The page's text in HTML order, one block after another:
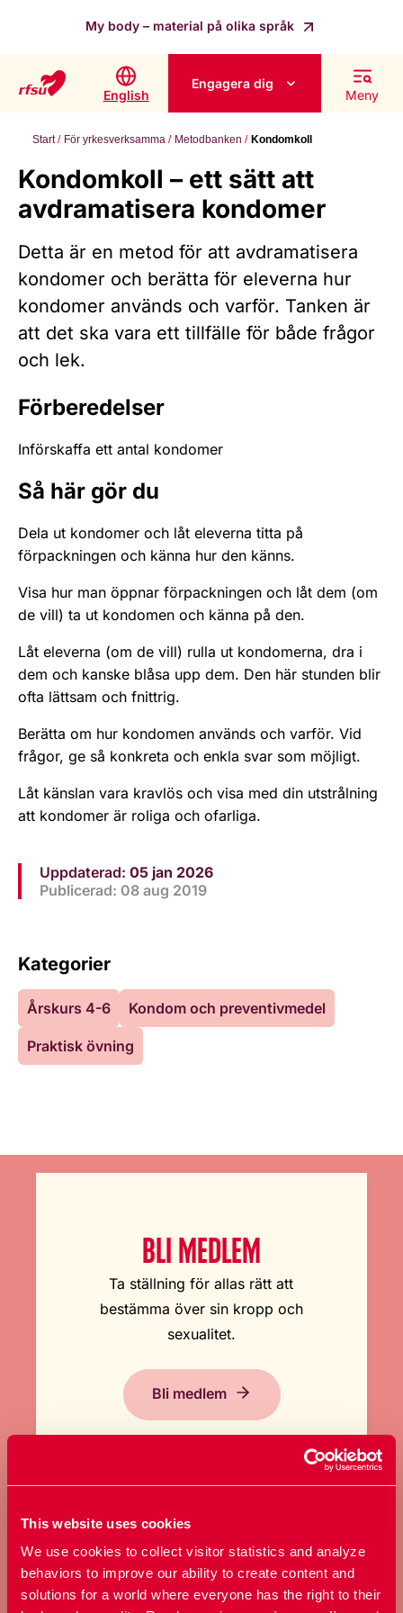
This website uses cookies
We use cookies to collect visitor statistics and analyze
behaviors to improve our ability to create content and
solutions for a world where everyone has the right to their
My body – material på olika språk
English
Engagera dig
Meny
Start För yrkesverksamma Metodbanken Kondomkoll
Kondomkoll – ett sätt att
avdramatisera kondomer
Detta är en metod för att avdramatisera
kondomer och berätta för eleverna hur
kondomer används och varför. Tanken är
att det ska vara ett tillfälle för både frågor
och lek.
Förberedelser
Införskaffa ett antal kondomer
Så här gör du
Dela ut kondomer och låt eleverna titta på
förpackningen och känna hur den känns.
Visa hur man öppnar förpackningen och låt dem (om
de vill) ta ut kondomen och känna på den.
Låt eleverna (om de vill) rulla ut kondomerna, dra i
dem och kanske blåsa upp dem. Den här stunden blir
ofta lättsam och fnittrig.
Berätta om hur kondomen används och varför. Vid
frågor, ge så konkreta och enkla svar som möjligt.
Låt känslan vara kravlös och visa med din utstrålning
att kondomer är roliga och ofarliga.
Uppdaterad: 05 jan 2026
Publicerad: 08 aug 2019
Kategorier
Årskurs 4-6 Kondom och preventivmedel
Praktisk övning
BLI MEDLEM
Ta ställning för allas rätt att
bestämma över sin kropp och
sexualitet.
Bli medlem
GE EN GÅVA